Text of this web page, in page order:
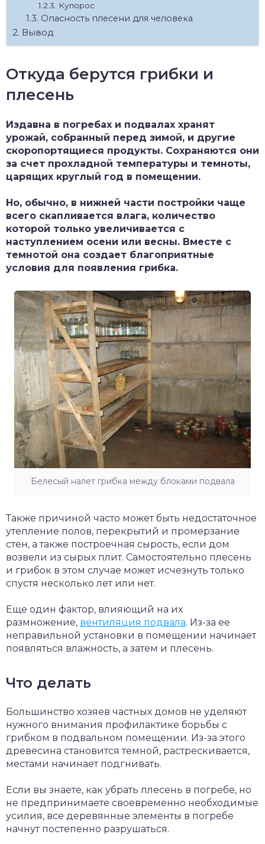
Купорос
Опасность плесени для человека
Вывод
Откуда берутся грибки и
плесень
Издавна в погребах и подвалах хранят
урожай, собранный перед зимой, и другие
скоропортящиеся продукты. Сохраняются они
за счет прохладной температуры и темноты,
царящих круглый год в помещении.
Но, обычно, в нижней части постройки чаще
всего скапливается влага, количество
которой только увеличивается с
наступлением осени или весны. Вместе с
темнотой она создает благоприятные
условия для появления грибка.
Белесый налет грибка между блоками подвала
Также причиной часто может быть недостаточное
утепление полов, перекрытий и промерзание
стен, а также построечная сырость, если дом
возвели из сырых плит. Самостоятельно плесень
и грибок в этом случае может исчезнуть только
спустя несколько лет или нет.
Еще один фактор, влияющий на их
размножение, вентиляция подвала. Из-за ее
неправильной установки в помещении начинает
появляться влажность, а затем и плесень.
Что делать
Большинство хозяев частных домов не уделяют
нужного внимания профилактике борьбы с
грибком в подвальном помещении. Из-за этого
древесина становится темной, растрескивается,
местами начинает подгнивать.
Если вы знаете, как убрать плесень в погребе, но
не предпринимаете своевременно необходимые
усилия, все деревянные элементы в погребе
начнут постепенно разрушаться.